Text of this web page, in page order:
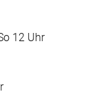
12 Uhr